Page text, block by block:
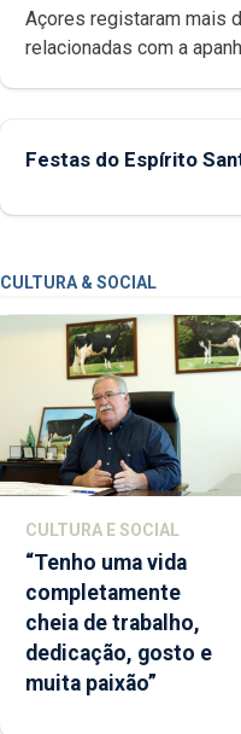
Açores registaram mais de 380
relacionadas com a apanha
Festas do Espírito
CULTURA & SOCIAL
CULTURA E SOCIAL
“Tenho uma vida
completamente
cheia de trabalho,
dedicação, gosto e
muita paixão”